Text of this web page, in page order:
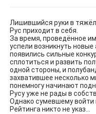
Лишившийся руки в
Рус приходит в себя.
За время, проведённое
успели возникнуть
появились сильные
сплотиться и развить
одной стороны, и
захватившее несколько
понемногу начинают
Русу уже не рады в
Однако сумевшему войти
Рейтинга никто не указ…